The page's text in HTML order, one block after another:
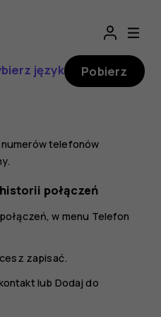
język Pobierz
telefonów
połączeń
w menu Telefon
zapisać.
lub Dodaj do